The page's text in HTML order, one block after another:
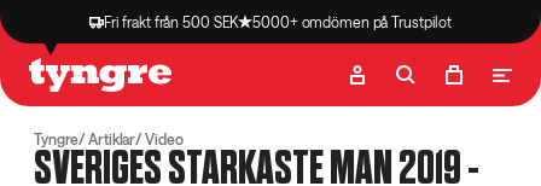
Fri frakt från 500 SEK 5000+ omdömen på Trustpilot
Butik Recept
Tyngre Artiklar Video
SVERIGES STARKASTE MAN 2019 -